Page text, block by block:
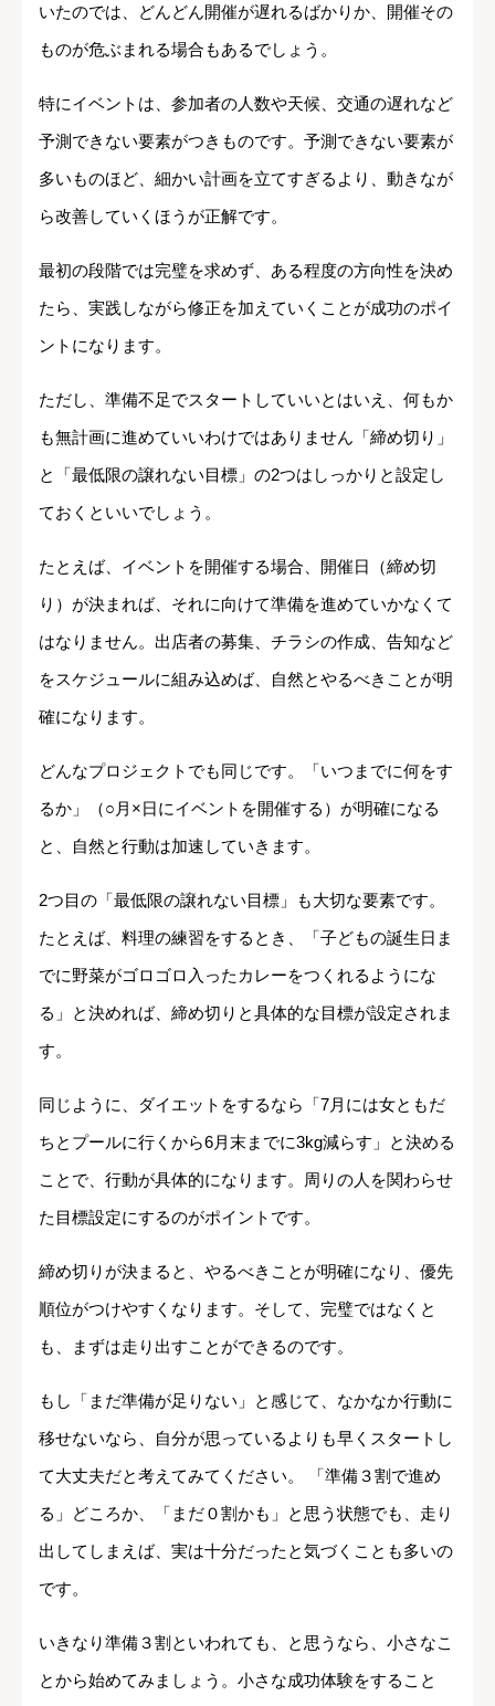
いたのでは、どんどん開催が遅れるばかりか、開催その
ものが危ぶまれる場合もあるでしょう。
特にイベントは、参加者の人数や天候、交通の遅れなど
予測できない要素がつきものです。予測できない要素が
多いものほど、細かい計画を立てすぎるより、動きなが
ら改善していくほうが正解です。
最初の段階では完璧を求めず、ある程度の方向性を決め
たら、実践しながら修正を加えていくことが成功のポイ
ントになります。
ただし、準備不足でスタートしていいとはいえ、何もか
も無計画に進めていいわけではありません「締め切り」
と「最低限の譲れない目標」の2つはしっかりと設定し
ておくといいでしょう。
たとえば、イベントを開催する場合、開催日（締め切
り）が決まれば、それに向けて準備を進めていかなくて
はなりません。出店者の募集、チラシの作成、告知など
をスケジュールに組み込めば、自然とやるべきことが明
確になります。
どんなプロジェクトでも同じです。「いつまでに何をす
るか」（○月×日にイベントを開催する）が明確になる
と、自然と行動は加速していきます。
2つ目の「最低限の譲れない目標」も大切な要素です。
たとえば、料理の練習をするとき、「子どもの誕生日ま
でに野菜がゴロゴロ入ったカレーをつくれるようにな
る」と決めれば、締め切りと具体的な目標が設定されま
す。
同じように、ダイエットをするなら「7月には女ともだ
ちとプールに行くから6月末までに3kg減らす」と決める
ことで、行動が具体的になります。周りの人を関わらせ
た目標設定にするのがポイントです。
締め切りが決まると、やるべきことが明確になり、優先
順位がつけやすくなります。そして、完璧ではなくと
も、まずは走り出すことができるのです。
もし「まだ準備が足りない」と感じて、なかなか行動に
移せないなら、自分が思っているよりも早くスタートし
て大丈夫だと考えてみてください。 「準備３割で進め
る」どころか、「まだ０割かも」と思う状態でも、走り
出してしまえば、実は十分だったと気づくことも多いの
です。
いきなり準備３割といわれても、と思うなら、小さなこ
とから始めてみましょう。小さな成功体験をすること